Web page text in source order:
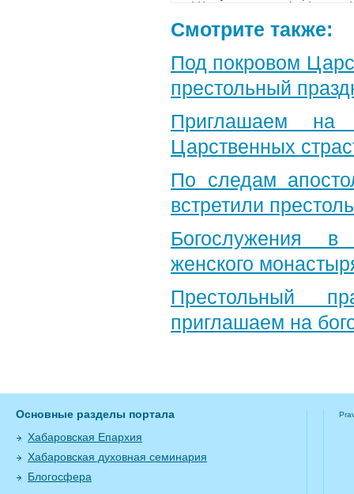
Смотрите также:
Под покровом
престольный
Приглашаем на
Царственных
По следам
встретили
Богослужения в
женского
Престольный
приглашаем на
Основные разделы портала
Хабаровская Епархия
Хабаровская духовная семинария
Блогосфера